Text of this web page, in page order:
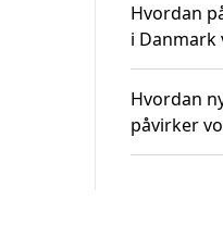
Hvordan
i Danmark
Hvordan
påvirker